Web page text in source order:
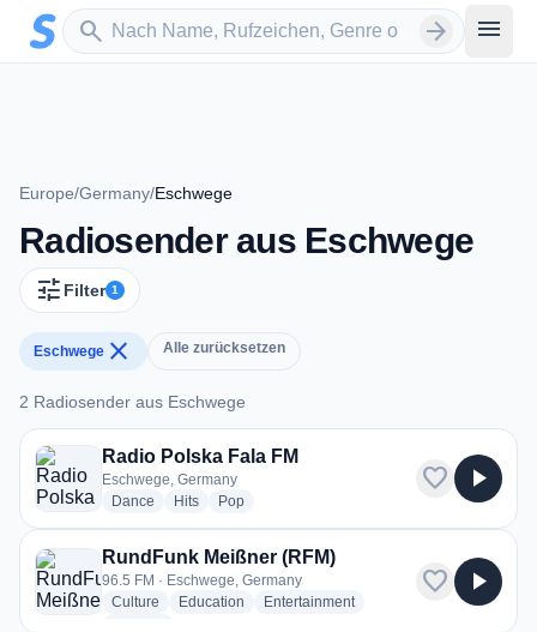
Zum Hauptinhalt springen
search
Sender suchen arrow_forward menu
Europe/Germany/Eschwege
Radiosender aus Eschwege
tune Filter 1
Eschwege close Alle zurücksetzen
2 Radiosender aus Eschwege
2 Radiosender aus Eschwege
Radio Polska Fala FM
Eschwege, Germany
Dance radio stations
Hitsradio stations
Popradio stations
favorite play_arrow
RundFunk Meißner (RFM)
96.5 FM · Eschwege, Germany
Culture radio stations
Education radio stations
Entertainmentradio stations
favorite play_arrow